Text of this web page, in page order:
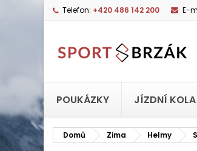
Telefon: +420 486 142 200 E-
POUKÁZKY JÍZDNÍ KOLA
Domů Zima Helmy